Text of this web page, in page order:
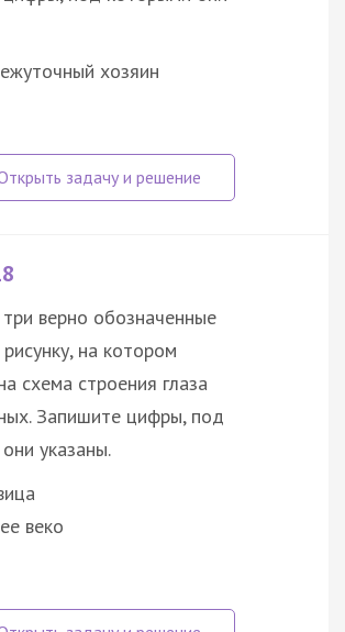
хозяин
верно обозначенные
на котором
схема строения глаза
Запишите цифры, под
указаны.
веко